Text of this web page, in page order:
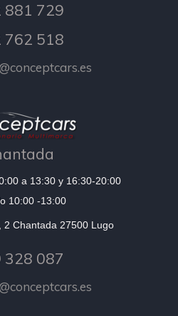
881 729
762 518
a 13:30 y 16:30-20:00
10:00 -13:00
2 Chantada 27500 Lugo
328 087